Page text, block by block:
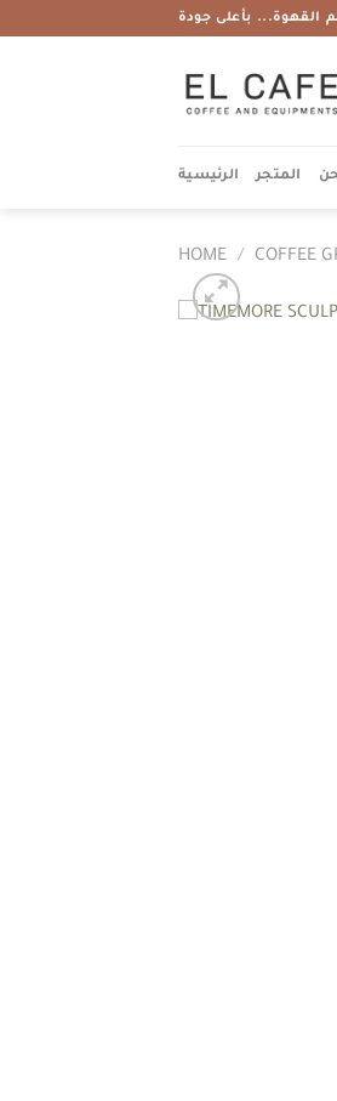
القهوة... بأعلى جودة
الرئيسية المتجر
HOME / COFFEE